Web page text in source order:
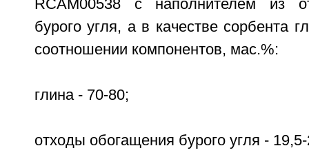
RCAM00538 с наполнителем из
бурого угля, а в качестве сорбента
соотношении компонентов, мас.%:
глина - 70-80;
отходы обогащения бурого угля -